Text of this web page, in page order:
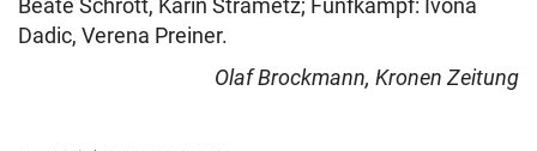
Beate Schrott, Karin Strametz; Fünfkampf: Ivona
Dadic, Verena Preiner.
Olaf Brockmann, Kronen Zeitung